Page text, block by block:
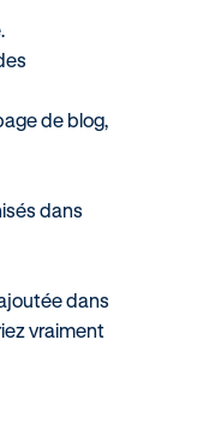
de blog,
dans
dans
vraiment